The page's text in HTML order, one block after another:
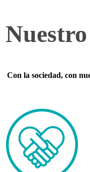
Con la sociedad, con